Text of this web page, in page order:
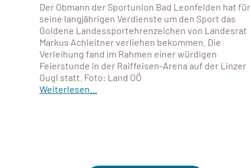
Der Obmann der Sportunion Bad Leonfelden hat für
seine langjährigen Verdienste um den Sport das
Goldene Landessportehrenzeichen von Landesrat
Markus Achleitner verliehen bekommen. Die
Verleihung fand im Rahmen einer würdigen
Feierstunde in der Raiffeisen-Arena auf der Linzer
Gugl statt. Foto: Land OÖ
Weiterlesen...